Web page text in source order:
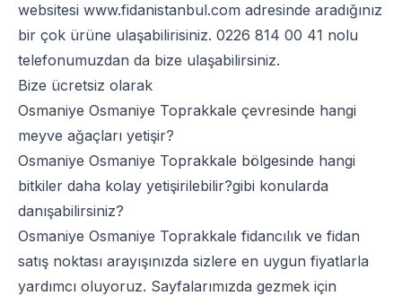
websitesi www.fidanistanbul.com adresinde aradığınız
bir çok ürüne ulaşabilirisiniz. 0226 814 00 41 nolu
telefonumuzdan da bize ulaşabilirsiniz.
Bize ücretsiz olarak
Osmaniye Osmaniye Toprakkale çevresinde hangi
meyve ağaçları yetişir?
Osmaniye Osmaniye Toprakkale bölgesinde hangi
bitkiler daha kolay yetişirilebilir?gibi konularda
danışabilirsiniz?
Osmaniye Osmaniye Toprakkale fidancılık ve fidan
satış noktası arayışınızda sizlere en uygun fiyatlarla
yardımcı oluyoruz. Sayfalarımızda gezmek için